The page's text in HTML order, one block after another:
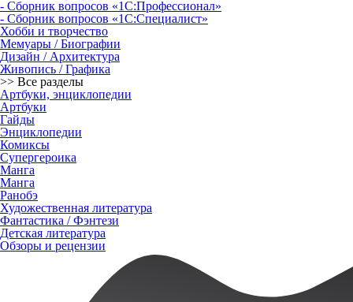
- Сборник вопросов «1С:Профессионал»
- Сборник вопросов «1С:Специалист»
Хобби и творчество
Мемуары / Биографии
Дизайн / Архитектура
Живопись / Графика
>> Все разделы
Артбуки, энциклопедии
Артбуки
Гайды
Энциклопедии
Комиксы
Супергероика
Манга
Манга
Ранобэ
Художественная литература
Фантастика / Фэнтези
Детская литература
Обзоры и рецензии